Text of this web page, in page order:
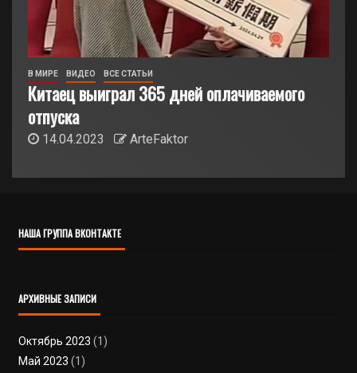
В МИРЕ ВИДЕО ВСЕ СТАТЬИ
Китаец выиграл 365 дней оплачиваемого
отпуска
14.04.2023 ArteFaktor
НАША ГРУППА ВКОНТАКТЕ
АРХИВНЫЕ ЗАПИСИ
Октябрь 2023 (1)
Май 2023 (1)